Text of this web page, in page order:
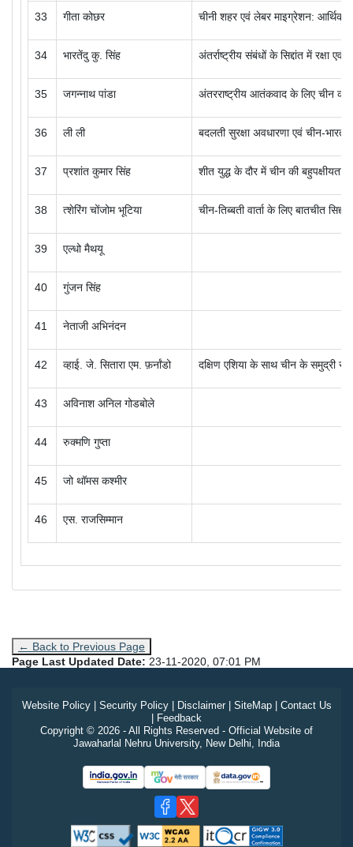
33 गीताकोछर चीनी शहर एवं लेबर माइग्रेशन: आर्थिक
34 भारतेंदु कु. सिंह अंतर्राष्ट्रीय संबंधों के सिद्दांत में रक्षा एवं
35 जगन्नाथ पांडा अंतरराष्ट्रीय आतंकवाद के लिए चीन
36 ली ली बदलती सुरक्षा अवधारणा एवं चीन-भारत
37 प्रशांत कुमार सिंह शीत युद्ध के दौर में चीन की बहुपक्षीयता
38 त्शेरिंग चोंजोम भूटिया चीन-तिब्बती वार्ता के लिए बातचीत
39 एल्धो मैथयू
40 गुंजन सिंह
41 नेताजीअभिनंदन
42 व्हाई. जे. सितारा एम. फ़र्नांडो दक्षिण एशिया के साथ चीन के समुद्री
43 अविनाश अनिल गोडबोले
44 रुक्मणि गुप्ता
45 जो थॉमस कश्मीर
46 एस. राजसिम्मान
← Back to Previous Page
Page Last Updated Date: 23-11-2020, 07:01 PM
Website Policy| Security Policy| Disclaimer| SiteMap| Contact Us
Feedback
Copyright © 2026 - All Rights Reserved - Official Website of
Jawaharlal Nehru University, New Delhi, India